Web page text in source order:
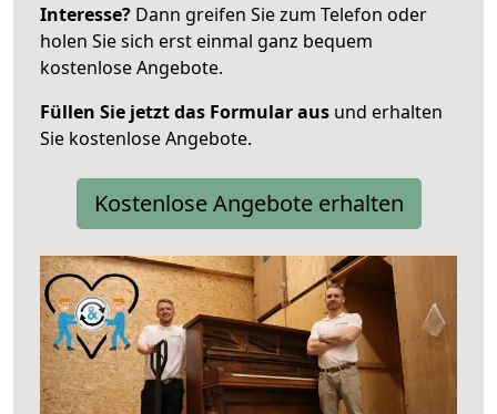
Interesse? Dann greifen Sie zum Telefon oder
holen Sie sich erst einmal ganz bequem
kostenlose Angebote.
Füllen Sie jetzt das Formular aus und erhalten
Sie kostenlose Angebote.
Kostenlose Angebote erhalten